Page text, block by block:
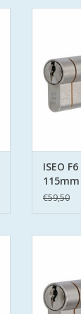
ISEO
sleutels
€59,50